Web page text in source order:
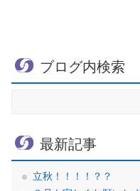
ブログ内検索
最新記事
立秋！！！！？？